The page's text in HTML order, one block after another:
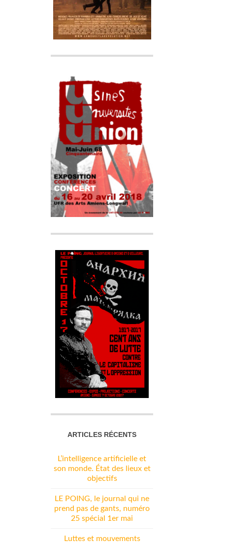
ARTICLES RÉCENTS
L’intelligence artificielle et
son monde. État des lieux et
objectifs
LE POING, le journal qui ne
prend pas de gants, numéro
25 spécial 1er mai
Luttes et mouvements